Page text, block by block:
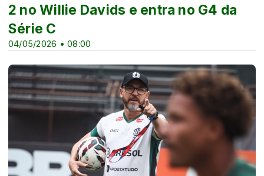
04/05/2026 • 08:00
2 no Willie Davids e entra no G4 da
Série C